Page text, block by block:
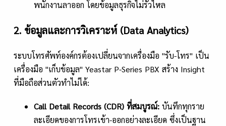
พนักงานลาออก โดยข้อมูลธุรกิจไม่รั่วไหล
2. ข้อมูลและการวิเคราะห์ (Data Analytics)
ระบบโทรศัพท์องค์กรต้องเปลี่ยนจากเครื่องมือ "รับ-โทร" เป็น
เครื่องมือ "เก็บข้อมูล" Yeastar P-Series PBX สร้าง Insight
ที่มือถือส่วนตัวทำไม่ได้:
Call Detail Records (CDR) ที่สมบูรณ์: บันทึกทุกราย
ละเอียดของการโทรเข้า-ออกอย่างละเอียด ซึ่งเป็นฐาน